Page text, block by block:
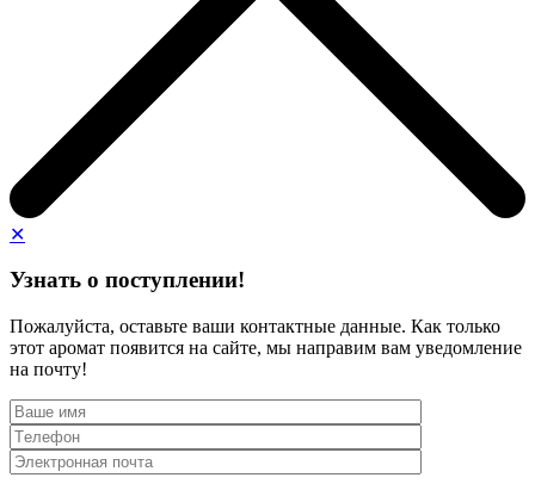
✕
Узнать о поступлении!
Пожалуйста, оставьте ваши контактные данные. Как только
этот аромат появится на сайте, мы направим вам уведомление
на почту!